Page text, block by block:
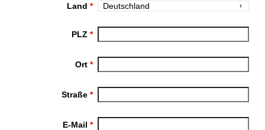
Land*
PLZ*
Ort*
Straße*
E-Mail*